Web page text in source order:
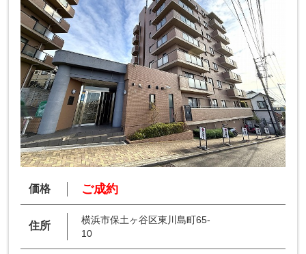
価格 ご成約
住所
横浜市保土ヶ谷区東川島町65-
10